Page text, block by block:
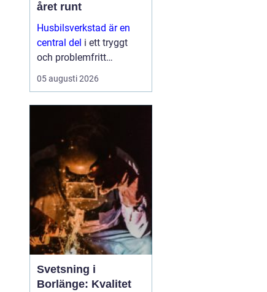
året runt
Husbilsverkstad är en
central del i ett tryggt
och problemfritt
husbilsliv. När en husbil
används som både
05 augusti 2026
Svetsning i
Borlänge: Kvalitet